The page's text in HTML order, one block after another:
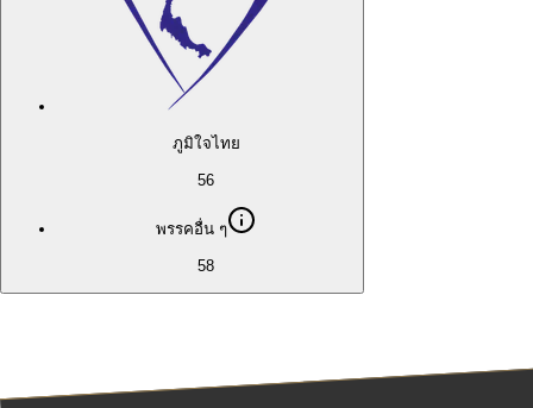
ภูมิใจไทย
56
พรรคอื่น ๆ
58